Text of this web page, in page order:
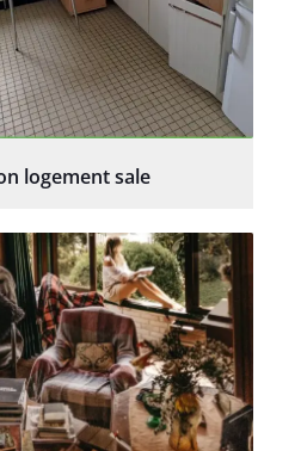
logement sale